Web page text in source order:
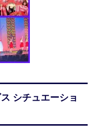
シチュエーショ